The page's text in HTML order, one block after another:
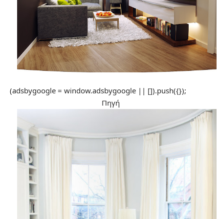
(adsbygoogle = window.adsbygoogle || []).push({});
Πηγή